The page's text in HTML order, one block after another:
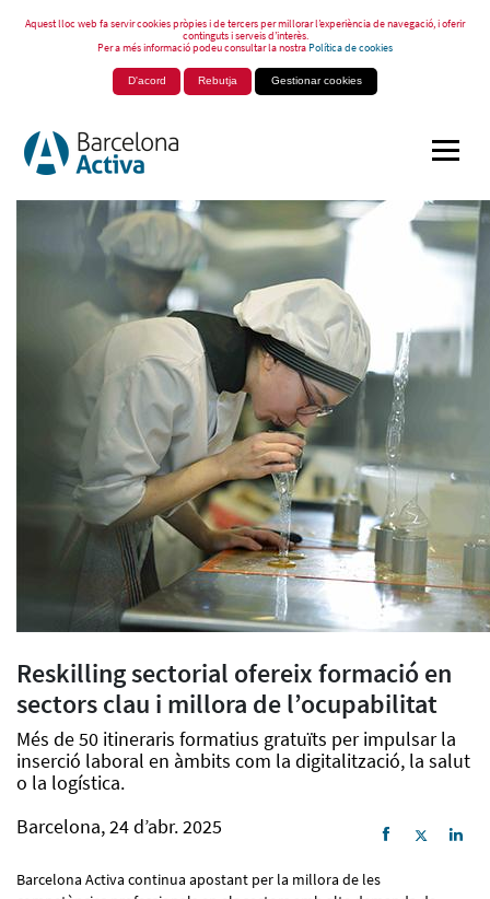
Aquest lloc web fa servir cookies pròpies i de tercers per millorar l’experiència de navegació, i oferir
continguts i serveis d’interès.
Per a més informació podeu consultar la nostraPolítica de cookies
D'acord Rebutja Gestionar cookies
Reskilling sectorial ofereix formació en
sectors clau i millora de l’ocupabilitat
Més de 50 itineraris formatius gratuïts per impulsar la
inserció laboral en àmbits com la digitalització, la salut
o la logística.
Barcelona, 24 d’abr. 2025
Barcelona Activa continua apostant per la millora de les